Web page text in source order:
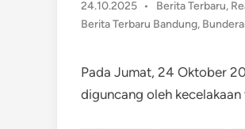
24.10.2025 •
Posted
in
Berita Terbaru,
Berita Terbaru Bandung,
Pada Jumat, 24 Oktober
diguncang oleh